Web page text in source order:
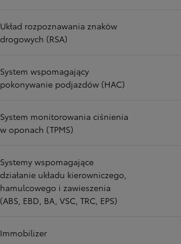
Układ rozpoznawania znaków
drogowych (RSA)
System wspomagający
pokonywanie podjazdów (HAC)
System monitorowania ciśnienia
w oponach (TPMS)
Systemy wspomagające
działanie układu kierowniczego,
hamulcowego i zawieszenia
(ABS, EBD, BA, VSC, TRC, EPS)
Immobilizer